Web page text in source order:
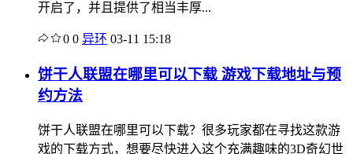
开启了，并且提供了相当丰厚...
0 0 异环 03-11 15:18
饼干人联盟在哪里可以下载 游戏下载地址与预
约方法
饼干人联盟在哪里可以下载？很多玩家都在寻找这款游
戏的下载方式，想要尽快进入这个充满趣味的3D奇幻世